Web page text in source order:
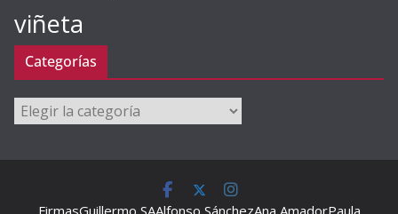
viñeta
Categorías
Categorías